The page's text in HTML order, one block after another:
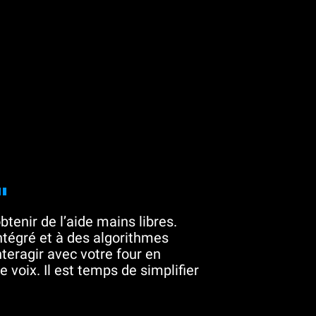
de l’aide mains libres.
et à des algorithmes
avec votre four en
voix. Il est temps de simplifier